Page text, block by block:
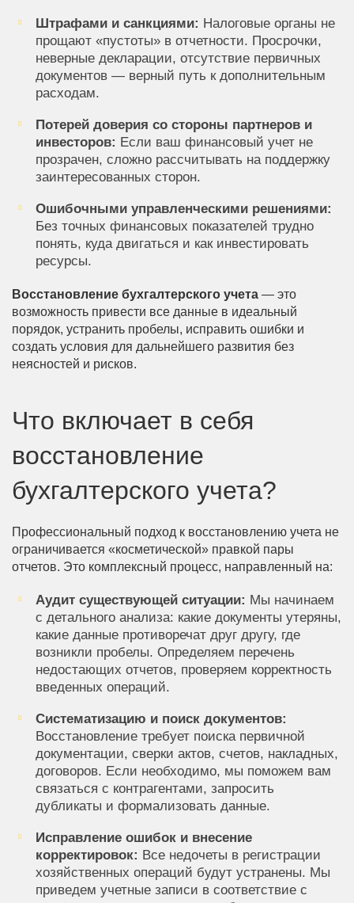
Штрафами и санкциями: Налоговые органы не
прощают «пустоты» в отчетности. Просрочки,
неверные декларации, отсутствие первичных
документов — верный путь к дополнительным
расходам.
Потерей доверия со стороны партнеров и
инвесторов: Если ваш финансовый учет не
прозрачен, сложно рассчитывать на поддержку
заинтересованных сторон.
Ошибочными управленческими решениями:
Без точных финансовых показателей трудно
понять, куда двигаться и как инвестировать
ресурсы.
Восстановление бухгалтерского учета — это
возможность привести все данные в идеальный
порядок, устранить пробелы, исправить ошибки и
создать условия для дальнейшего развития без
неясностей и рисков.
Что включает в себя
восстановление
бухгалтерского учета?
Профессиональный подход к восстановлению учета не
ограничивается «косметической» правкой пары
отчетов. Это комплексный процесс, направленный на:
Аудит существующей ситуации: Мы начинаем
с детального анализа: какие документы утеряны,
какие данные противоречат друг другу, где
возникли пробелы. Определяем перечень
недостающих отчетов, проверяем корректность
введенных операций.
Систематизацию и поиск документов:
Восстановление требует поиска первичной
документации, сверки актов, счетов, накладных,
договоров. Если необходимо, мы поможем вам
связаться с контрагентами, запросить
дубликаты и формализовать данные.
Исправление ошибок и внесение
корректировок: Все недочеты в регистрации
хозяйственных операций будут устранены. Мы
приведем учетные записи в соответствие с